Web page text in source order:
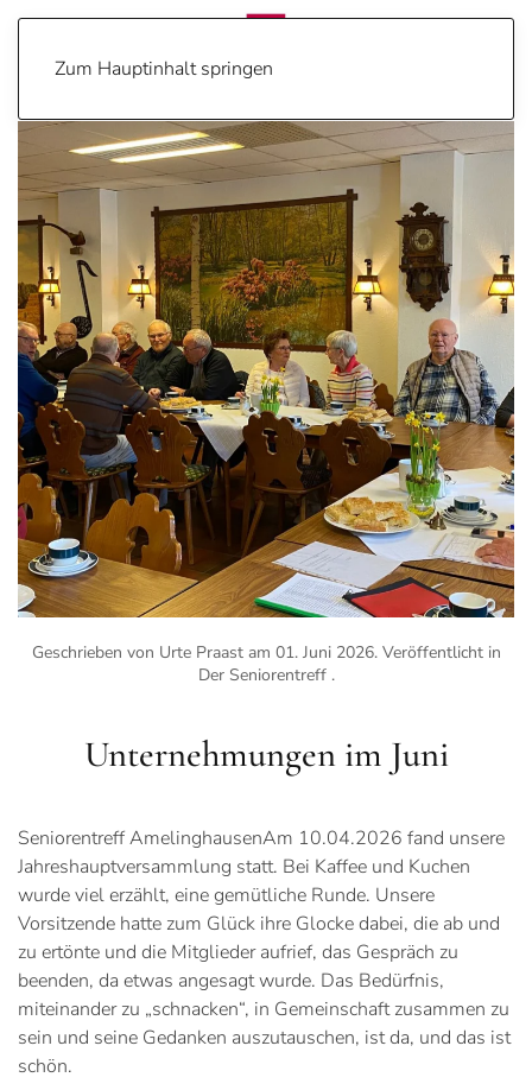
Zum Hauptinhalt springen
Geschrieben von Urte Praast am 01. Juni 2026. Veröffentlicht in
Der Seniorentreff .
Unternehmungen im Juni
Seniorentreff AmelinghausenAm 10.04.2026 fand unsere
Jahreshauptversammlung statt. Bei Kaffee und Kuchen
wurde viel erzählt, eine gemütliche Runde. Unsere
Vorsitzende hatte zum Glück ihre Glocke dabei, die ab und
zu ertönte und die Mitglieder aufrief, das Gespräch zu
beenden, da etwas angesagt wurde. Das Bedürfnis,
miteinander zu „schnacken“, in Gemeinschaft zusammen zu
sein und seine Gedanken auszutauschen, ist da, und das ist
schön.